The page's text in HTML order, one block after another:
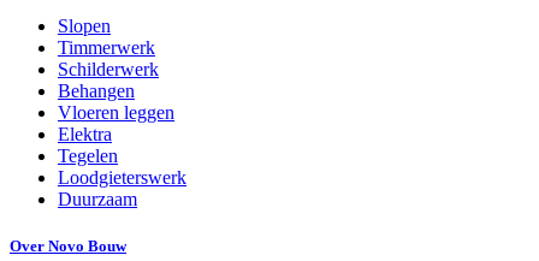
Slopen
Timmerwerk
Schilderwerk
Behangen
Vloeren leggen
Elektra
Tegelen
Loodgieterswerk
Duurzaam
Over Novo Bouw